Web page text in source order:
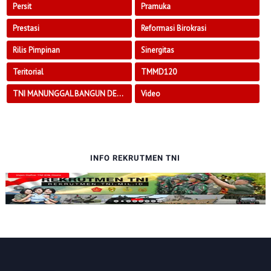
Persit Pramuka
Prestasi Reformasi Birokrasi
Rilis Pimpinan Sinergitas
Teritorial TMMD120
TNI MANUNGGAL BANGUN DESA Video
INFO REKRUTMEN TNI